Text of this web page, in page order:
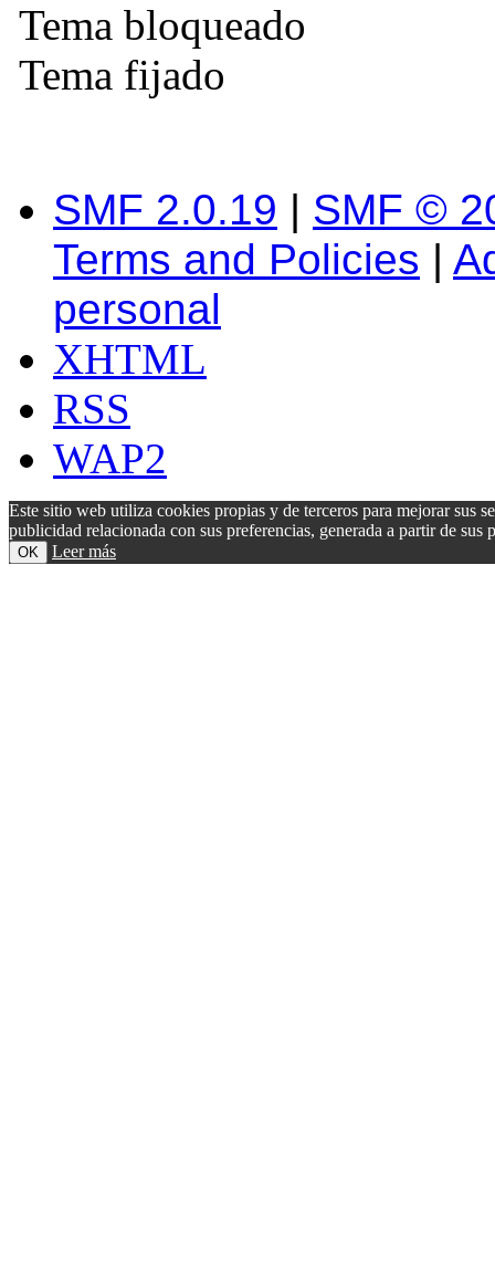
Tema bloqueado
Tema fijado
SMF 2.0.19 | SMF ©
Terms and Policies |
personal
XHTML
RSS
WAP2
Este sitio web utiliza cookies propias y de terceros para mejorar sus
publicidad relacionada con sus preferencias, generada a partir de
OK Leer más